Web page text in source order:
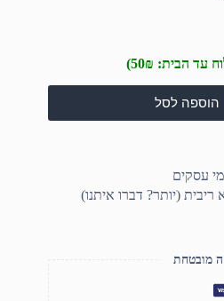
הבית: 50₪)
הוספה לסל
מובטחת